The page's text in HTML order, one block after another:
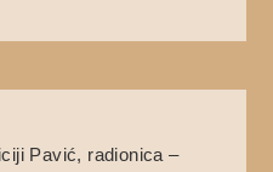
Pavić, radionica –